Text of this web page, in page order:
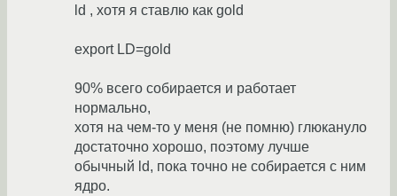
ld , хотя я ставлю как gold
export LD=gold
90% всего собирается и работает
нормально,
хотя на чем-то у меня (не помню) глюкануло
достаточно хорошо, поэтому лучше
обычный ld, пока точно не собирается с ним
ядро.